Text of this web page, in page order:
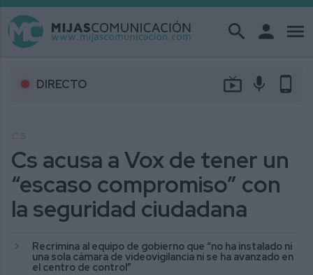
search person menu
DIRECTO live_tv mic phone_android
Cs acusa a Vox de tener un
“escaso compromiso” con
la seguridad ciudadana
Recrimina al equipo de gobierno que “no ha instalado ni
una sola cámara de videovigilancia ni se ha avanzado en
el centro de control”